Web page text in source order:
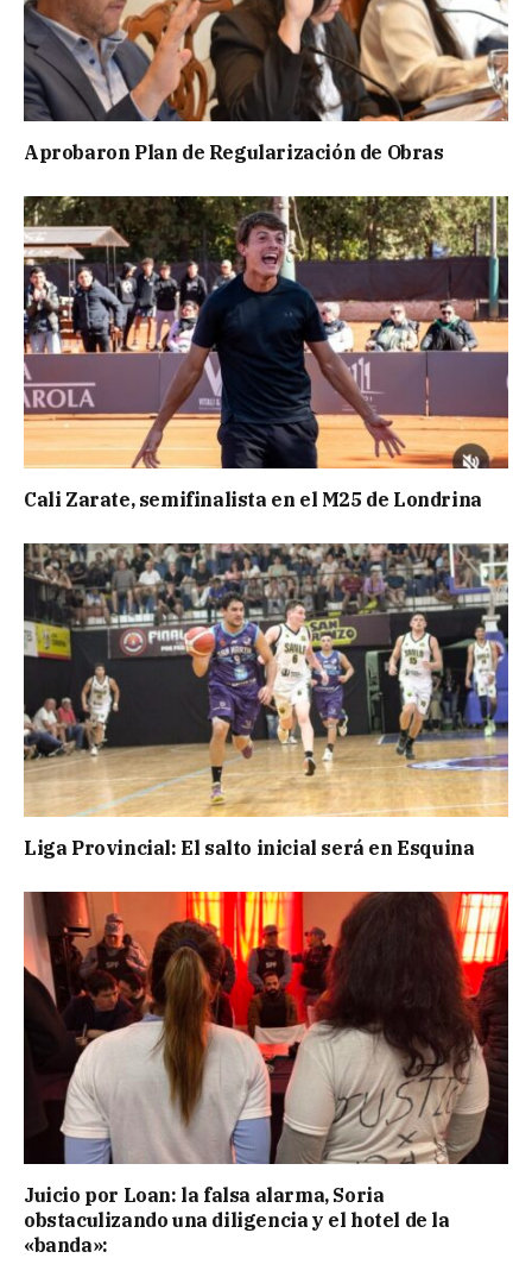
Aprobaron Plan de Regularización de Obras
Cali Zarate, semifinalista en el M25 de Londrina
Liga Provincial: El salto inicial será en Esquina
Juicio por Loan: la falsa alarma, Soria
obstaculizando una diligencia y el hotel de la
«banda»: